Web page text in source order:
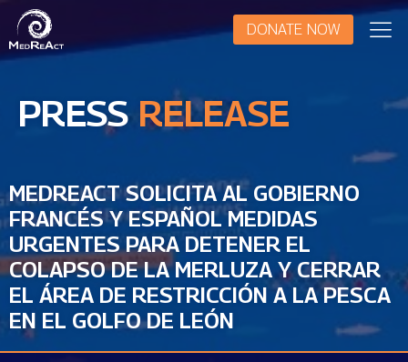
DONATE NOW
PRESSRELEASE
MEDREACT SOLICITA AL GOBIERNO
FRANCÉS Y ESPAÑOL MEDIDAS
URGENTES PARA DETENER EL
COLAPSO DE LA MERLUZA Y CERRAR
EL ÁREA DE RESTRICCIÓN A LA PESCA
EN EL GOLFO DE LEÓN